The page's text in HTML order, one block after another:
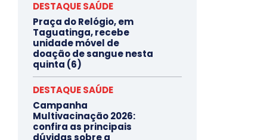
DESTAQUE SAÚDE
Praça do Relógio, em
Taguatinga, recebe
unidade móvel de
doação de sangue nesta
quinta (6)
DESTAQUE SAÚDE
Campanha
Multivacinação 2026:
confira as principais
dúvidas sobre a